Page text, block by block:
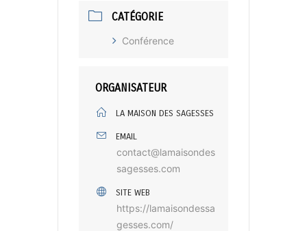
CATÉGORIE
Conférence
ORGANISATEUR
LA MAISON DES SAGESSES
EMAIL
contact@lamaisondes
sagesses.com
SITE WEB
https://lamaisondessa
gesses.com/